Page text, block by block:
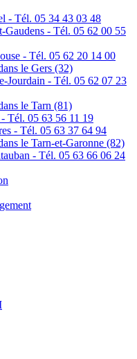
- Tél. 05 34 43 03 48
Gaudens - Tél. 05 62 00 55
- Tél. 05 62 20 14 00
le Gers (32)
Jourdain - Tél. 05 62 07 23
le Tarn (81)
Tél. 05 63 56 11 19
- Tél. 05 63 37 64 94
le Tarn-et-Garonne (82)
- Tél. 05 63 66 06 24